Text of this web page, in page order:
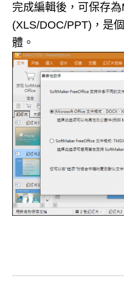
完成編輯後，可保存
(XLS/DOC/PPT)，是
體。